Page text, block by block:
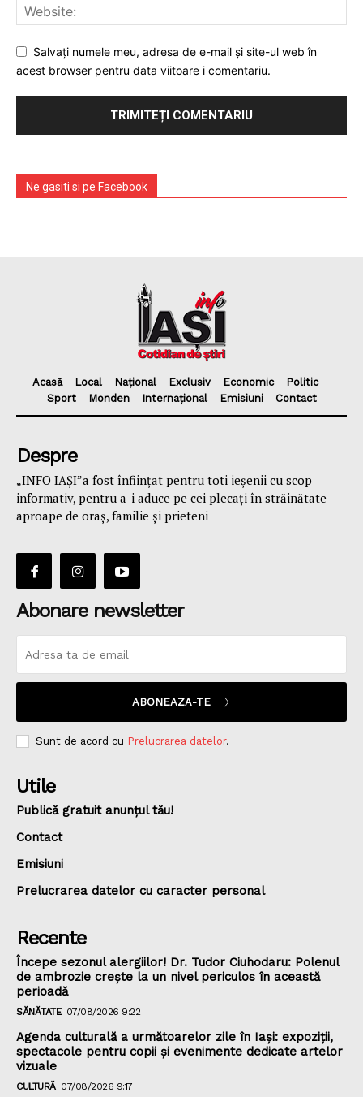
Salvați numele meu, adresa de e-mail și site-ul web în
acest browser pentru data viitoare i comentariu.
Ne gasiti si pe Facebook
Acasă Local Național Exclusiv Economic
Politic
Sport
Monden Internațional Emisiuni Contact
Despre
„INFO IAȘI”a fost înfiinţat pentru toti ieşenii cu scop
informativ, pentru a-i aduce pe cei plecaţi în străinătate
aproape de oraş, familie și prieteni
Abonare newsletter
ABONEAZA-TE
Sunt de acord cu Prelucrarea datelor.
Utile
Publică gratuit anunțul tău!
Contact
Emisiuni
Prelucrarea datelor cu caracter personal
Recente
Începe sezonul alergiilor! Dr. Tudor Ciuhodaru: Polenul
de ambrozie crește la un nivel periculos în această
perioadă
SĂNĂTATE 07/08/2026 9:22
Agenda culturală a următoarelor zile în Iași: expoziții,
spectacole pentru copii și evenimente dedicate artelor
vizuale
CULTURĂ 07/08/2026 9:17